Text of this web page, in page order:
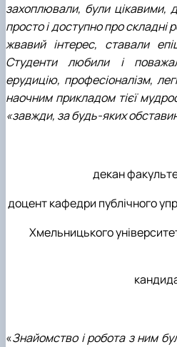
захоплювали, були цікавими,
просто і доступно про складні
жвавий інтерес, ставали
Студенти любили і
ерудицію, професіоналізм,
наочним прикладом тієї
«завжди, за будь-яких
декан
доцент кафедри публічного
Хмельницького
«Знайомство і робота з ним